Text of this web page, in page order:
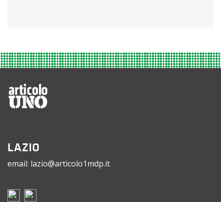
LAZIO
email: lazio@articolo1mdp.it